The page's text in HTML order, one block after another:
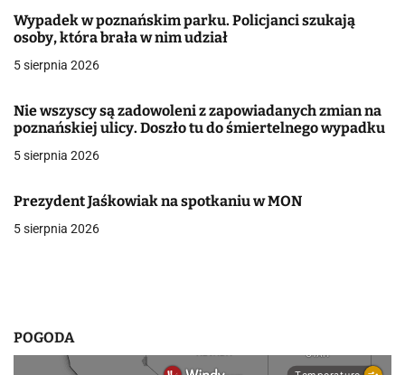
a
c
j
a
p
Wypadek w poznańskim parku. Policjanci szukają
osoby, która brała w nim udział
5 sierpnia 2026
Nie wszyscy są zadowoleni z zapowiadanych zmian na
poznańskiej ulicy. Doszło tu do śmiertelnego wypadku
5 sierpnia 2026
Prezydent Jaśkowiak na spotkaniu w MON
5 sierpnia 2026
POGODA